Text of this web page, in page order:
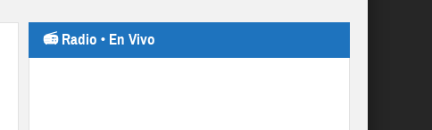
📻 Radio • En Vivo